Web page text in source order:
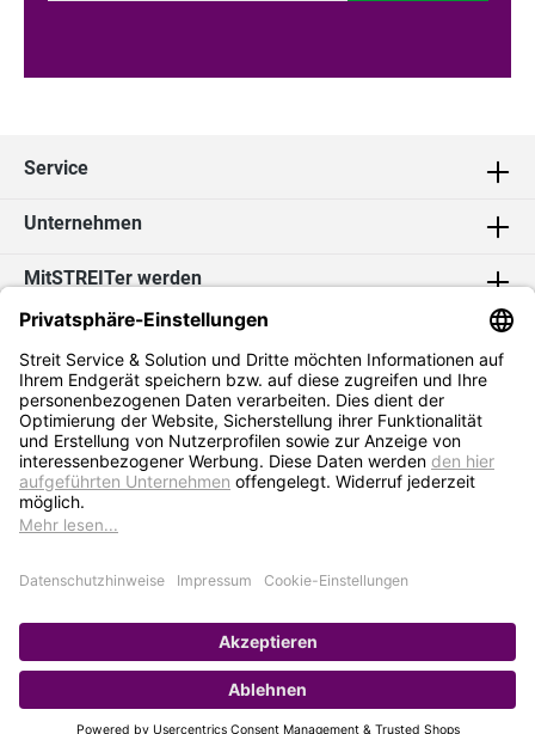
Service
Unternehmen
MitSTREITer werden
Kontakt
Social Media
* Alle Preise exkl. MwSt. zzgl.Versandkosten
Impressum
Hinweisgebersystem
Erklärung zur Barrierefreiheit
Verkauf nur an Selbstständige / Gewerbetreibende. Kein Verkauf an
Privat. Preise gelten nur bei Bestellung im Online-Shop